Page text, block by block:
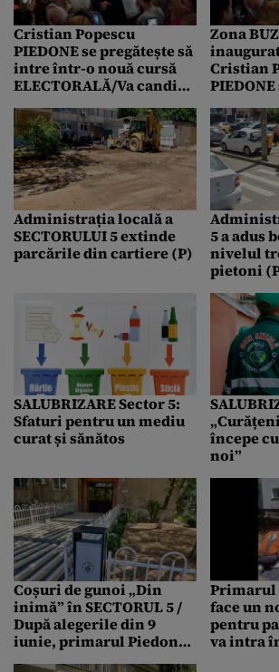
Cristian Popescu
PIEDONE se pregătește să
intre într-o nouă cursă
ELECTORALĂ/Va candida
SENATOR, din partea
PUSL
Zona
Cristian
lucrurile
Administrația locală a
SECTORULUI 5 extinde
parcările din cartiere (P)
5 a adus
nivelul
pietoni
SALUBRIZARE Sector 5:
Sfaturi pentru un mediu
curat și sănătos
începe
noi”
Coșuri de gunoi „Din
inimă” în SECTORUL 5 /
După alegerile din 9
iunie, primarul Piedone
Primarul
face un
pentru
va intra